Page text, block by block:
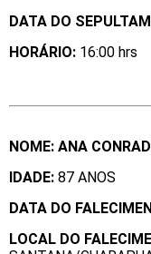
DATA DO
HORÁRIO: 16:00 hrs
NOME: ANA
IDADE: 87 ANOS
DATA DO
LOCAL DO